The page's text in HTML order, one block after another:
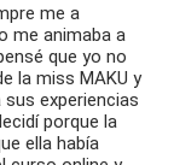
me a
me animaba a
que yo no
la miss MAKU y
experiencias
porque la
ella había